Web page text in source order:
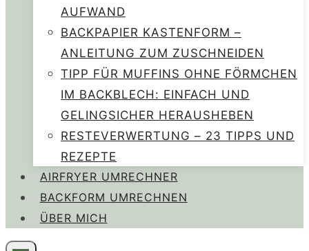
AUFWAND
BACKPAPIER KASTENFORM –
ANLEITUNG ZUM ZUSCHNEIDEN
TIPP FÜR MUFFINS OHNE FÖRMCHEN
IM BACKBLECH: EINFACH UND
GELINGSICHER HERAUSHEBEN
RESTEVERWERTUNG – 23 TIPPS UND
REZEPTE
AIRFRYER UMRECHNER
BACKFORM UMRECHNEN
ÜBER MICH